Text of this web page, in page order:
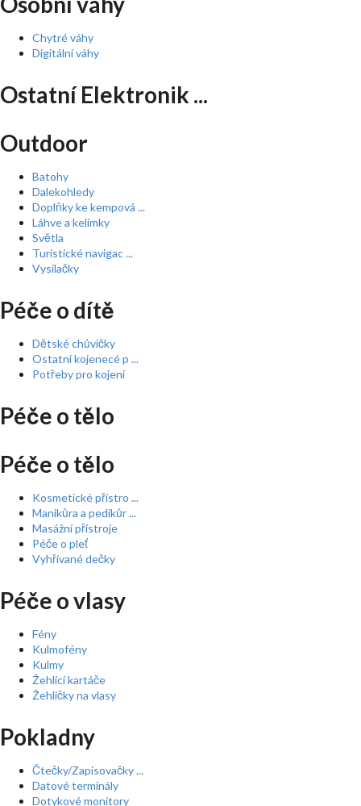
Chytré váhy
Digitální váhy
Ostatní Elektronik ...
Outdoor
Batohy
Dalekohledy
Doplňky ke kempová ...
Láhve a kelímky
Světla
Turistické navigac ...
Vysílačky
Péče o dítě
Dětské chůvičky
Ostatní kojenecé p ...
Potřeby pro kojení
Péče o tělo
Péče o tělo
Kosmetické přístro ...
Manikůra a pedikůr ...
Masážní přístroje
Péče o pleť
Vyhřívané dečky
Péče o vlasy
Fény
Kulmofény
Kulmy
Žehlící kartáče
Žehličky na vlasy
Pokladny
Čtečky/Zapisovačky ...
Datové terminály
Dotykové monitory